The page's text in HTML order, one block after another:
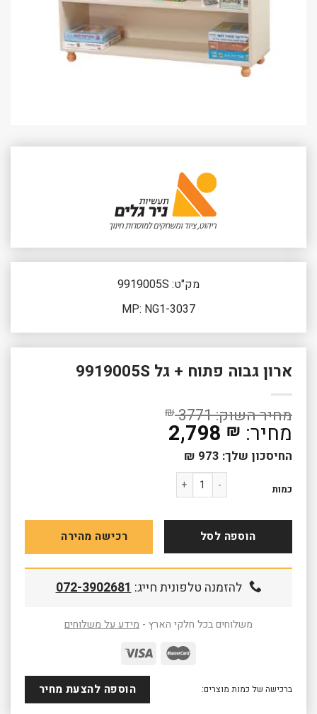
מק"ט: 9919005S
MP: NG1-3037
ארון גבוה פתוח + גל 9919005S
3771
₪
2,798 ₪
החיסכון שלך: ₪
כמות
כמות של ארון גבוה פתוח + גל 9919005S
הוספה לסל רכישה מהירה
להזמנה טלפונית חייג:072-3902681
משלוחים בכל חלקי הארץ - מידע על משלוחים
ברכישה של כמות מוצרים: הוספה להצעת מחיר